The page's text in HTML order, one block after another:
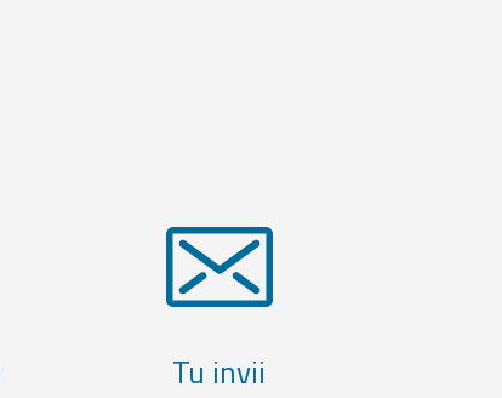
Tu invii